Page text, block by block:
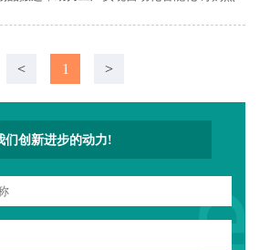
>
1
<
们创新进步的动力!